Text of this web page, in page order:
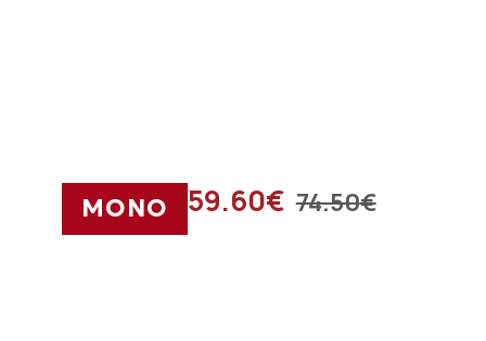
ΜΟΝΟ 74.50€
59.60€